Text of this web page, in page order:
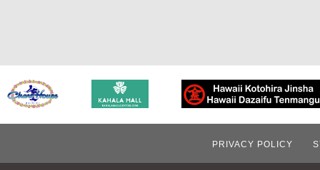
PRIVACY POLICY